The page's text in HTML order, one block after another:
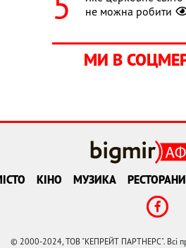
не можна робити
МИ В
КІНО МУЗИКА РЕСТОРАНИ
© 2000-2024, ТОВ "КЕПРЕЙТ ПАРТНЕРС". Всі